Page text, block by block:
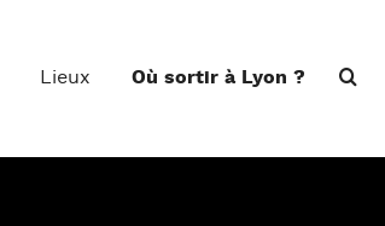
Lieux Où sortir à Lyon ?